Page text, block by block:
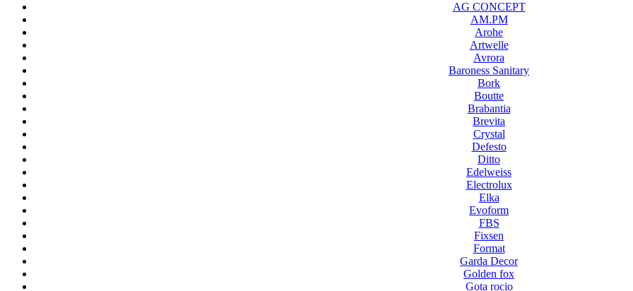
AG CONCEPT
AM.PM
Arohe
Artwelle
Avrora
Baroness Sanitary
Bork
Boutte
Brabantia
Brevita
Crystal
Defesto
Ditto
Edelweiss
Electrolux
Elka
Evoform
FBS
Fixsen
Format
Garda Decor
Golden fox
Gota rocio